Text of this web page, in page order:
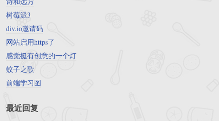
树莓派3
div.io邀请码
网站启用https了
感觉挺有创意的一个灯
蚊子之歌
前端学习图
最近回复